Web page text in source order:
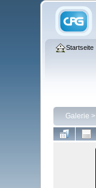
Startseite
Galerie >